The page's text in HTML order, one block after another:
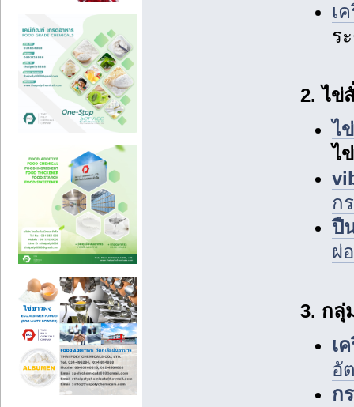
เ
ร
2. ไข่
ไ
ไ
ก
ปื
ผ่
3. กลุ่
เ
อั
ก